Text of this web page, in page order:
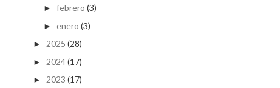
► febrero (3)
► enero (3)
► 2025 (28)
► 2024(17)
► 2023 (17)